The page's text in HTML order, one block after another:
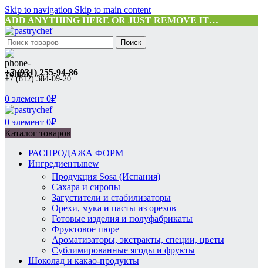
Skip to navigation Skip to main content
ADD ANYTHING HERE OR JUST REMOVE IT…
Поиск
+7 (931) 255-94-86
+7 (812) 384-09-20
0 элемент 0₽
0 элемент 0₽
Каталог товаров
РАСПРОДАЖА ФОРМ
Ингредиентыnew
Продукция Sosa (Испания)
Сахара и сиропы
Загустители и стабилизаторы
Орехи, мука и пасты из орехов
Готовые изделия и полуфабрикаты
Фруктовое пюре
Ароматизаторы, экстракты, специи, цветы
Сублимированные ягоды и фрукты
Шоколад и какао-продукты